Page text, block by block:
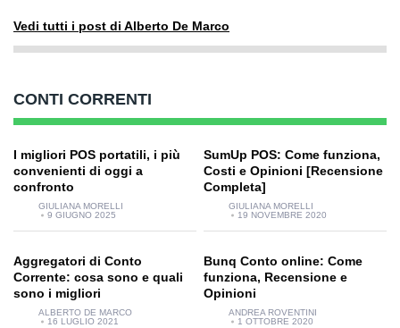
Vedi tutti i post di Alberto De Marco
CONTI CORRENTI
I migliori POS portatili, i più
convenienti di oggi a
confronto
GIULIANA MORELLI
9 GIUGNO 2025
SumUp POS: Come funziona,
Costi e Opinioni [Recensione
Completa]
GIULIANA MORELLI
19 NOVEMBRE 2020
Aggregatori di Conto
Corrente: cosa sono e quali
sono i migliori
ALBERTO DE MARCO
16 LUGLIO 2021
Bunq Conto online: Come
funziona, Recensione e
Opinioni
ANDREA ROVENTINI
1 OTTOBRE 2020